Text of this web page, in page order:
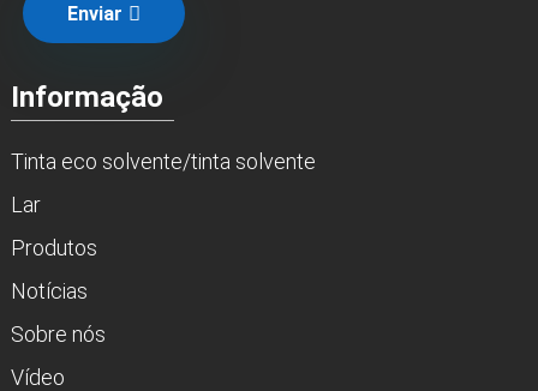
Enviar
Informação
Tinta eco solvente/tinta solvente
Lar
Produtos
Notícias
Sobre nós
Vídeo